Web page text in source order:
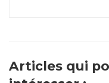
Articles qui